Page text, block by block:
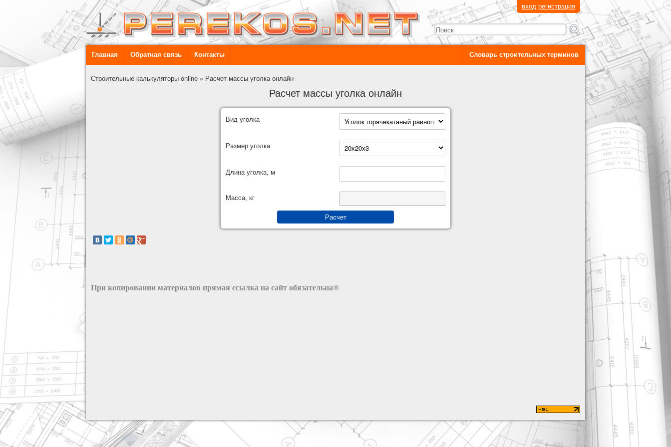
вход регистрация
Главная Обратная связь Контакты Словарь строительных терминов
Строительные калькуляторы online » Расчет массы уголка онлайн
Расчет массы уголка онлайн
Вид уголка
Размер уголка
Длина уголка, м
Масса, кг
Раcчет
При копировании материалов прямая ссылка на сайт обязательна®